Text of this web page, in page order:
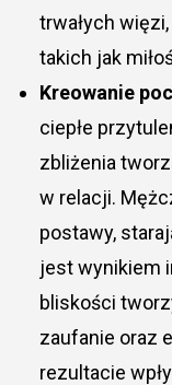
trwałych
takich jak
Kreowanie
ciepłe
zbliżenia
w relacji.
postawy,
jest wynikiem
bliskości
zaufanie oraz
rezultacie